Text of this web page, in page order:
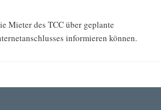
Mieter des TCC über geplante
informieren können.